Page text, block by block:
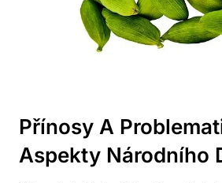
Přínosy A
Aspekty Národního